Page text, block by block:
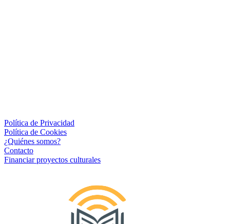
Política de Privacidad
Política de Cookies
¿Quiénes somos?
Contacto
Financiar proyectos culturales